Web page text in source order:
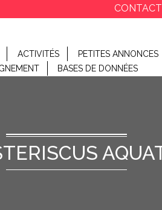
ACTIVITÉS PETITES ANNONCES
BASES DE DONNÉES